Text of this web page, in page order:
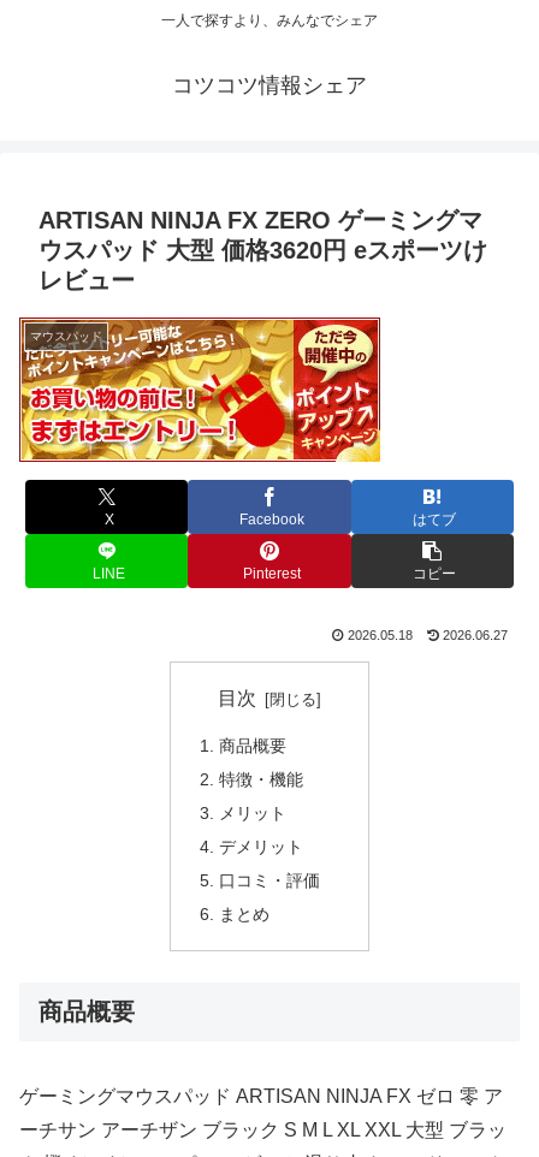
一人で探すより、みんなでシェア
コツコツ情報シェア
ARTISAN NINJA FX ZERO ゲーミングマ
ウスパッド 大型 価格3620円 eスポーツけ
レビュー
マウスパッド
X Facebook はてブ
LINE Pinterest コピー
2026.05.18 2026.06.27
目次
商品概要
特徴・機能
メリット
デメリット
口コミ・評価
まとめ
商品概要
ゲーミングマウスパッド ARTISAN NINJA FX ゼロ 零 ア
ーチサン アーチザン ブラック S M L XL XXL 大型 ブラッ